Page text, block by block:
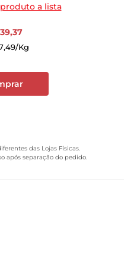
a lista
39,37
,49/kg
das Lojas Físicas.
após separação do pedido.